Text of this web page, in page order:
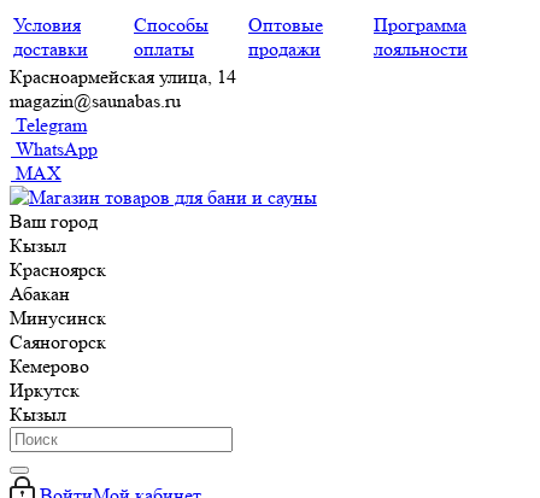
Условия
доставки
Способы
оплаты
Оптовые
продажи
Программа
лояльности
Красноармейская улица, 14
magazin@saunabas.ru
Telegram
WhatsApp
MAX
Ваш город
Кызыл
Красноярск
Абакан
Минусинск
Саяногорск
Кемерово
Иркутск
Кызыл